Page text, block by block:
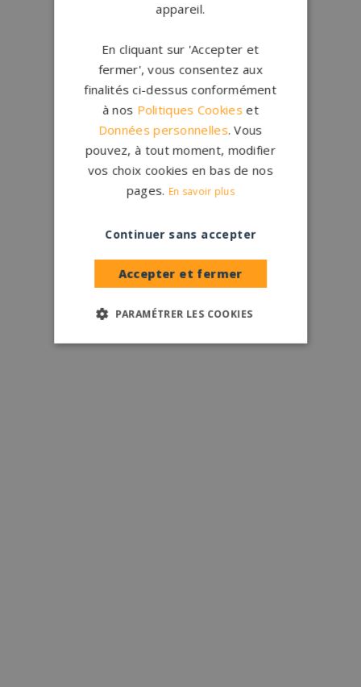
appareil.
En cliquant sur 'Accepter et
fermer', vous consentez aux
finalités ci-dessus conformément
à nos Politiques Cookies et
Données personnelles. Vous
pouvez, à tout moment, modifier
vos choix cookies en bas de nos
pages. En savoir plus
Accepter et fermer
Continuer sans accepter
PARAMÉTRER LES COOKIES